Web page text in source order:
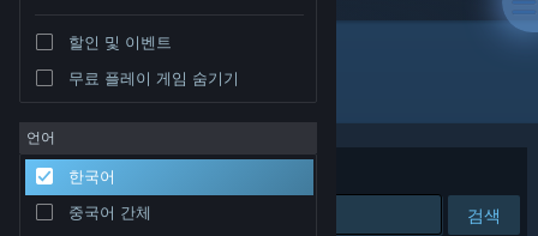
커뮤니티
정보
지원
할인 및 이벤트
무료 플레이 게임 숨기기
언어
한국어
중국어 간체
개발자: Immersive Fusion LLC
정렬 기준 연관성
검색